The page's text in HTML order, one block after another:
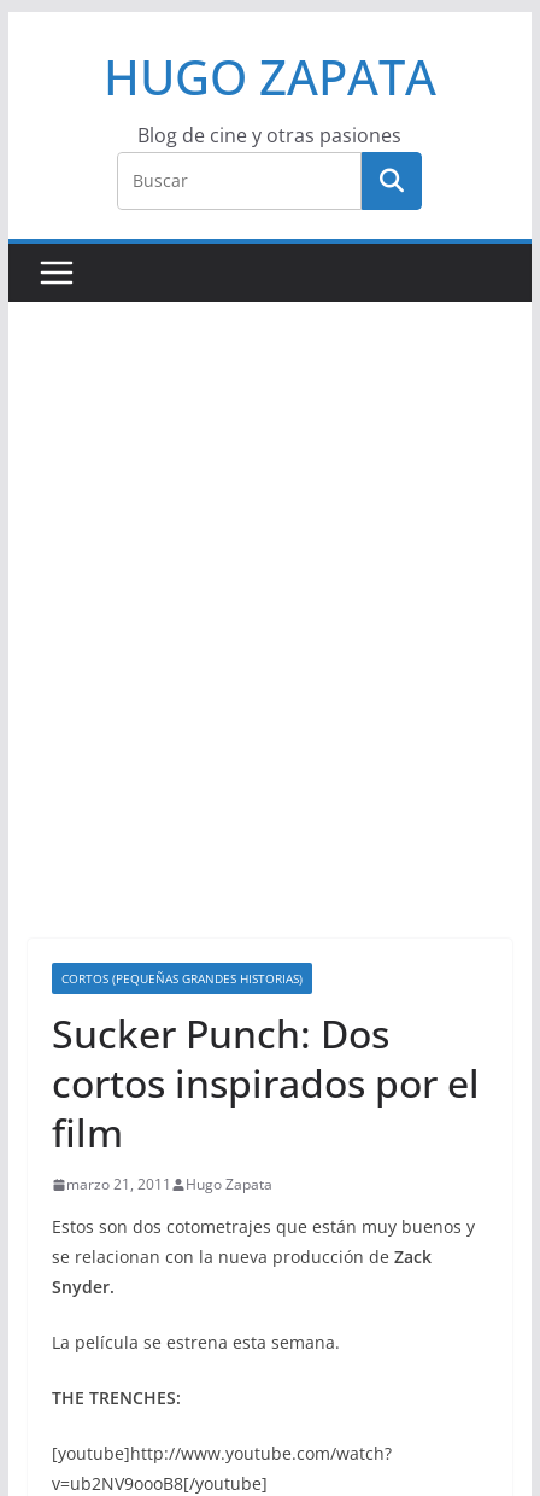
HUGO ZAPATA
Blog de cine y otras pasiones
CORTOS (PEQUEÑAS GRANDES HISTORIAS)
Sucker Punch: Dos
cortos inspirados por el
film
marzo 21, 2011 Hugo Zapata
Estos son dos cotometrajes que están muy buenos y
se relacionan con la nueva producción de Zack
Snyder.
La película se estrena esta semana.
THE TRENCHES:
[youtube]http://www.youtube.com/watch?
v=ub2NV9oooB8[/youtube]